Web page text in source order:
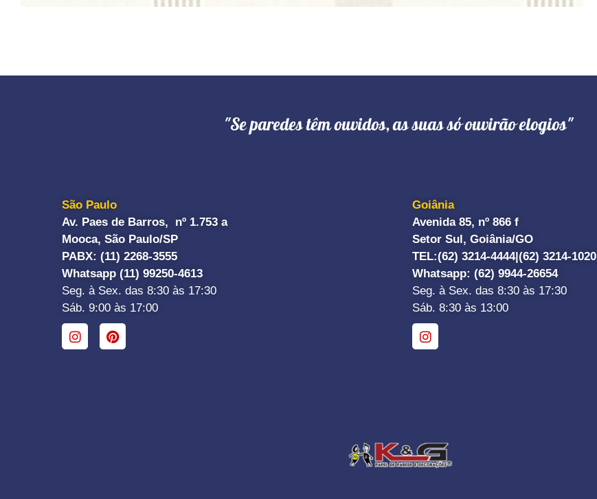
"Se paredes têm ouvidos, as suas só ouvirão elogios"
São Paulo
Av. Paes de Barros, nº 1.753 a
Mooca, São Paulo/SP
PABX: (11) 2268-3555
Whatsapp (11) 99250-4613
Seg. à Sex. das 8:30 às 17:30
Sáb. 9:00 às 17:00
Goiânia
Avenida 85, nº 866 f
Setor Sul, Goiânia/GO
TEL:(62) 3214-4444| (62) 3214-1020
Whatsapp: (62) 9944-26654
Seg. à Sex. das 8:30 às 17:30
Sáb. 8:30 às 13:00